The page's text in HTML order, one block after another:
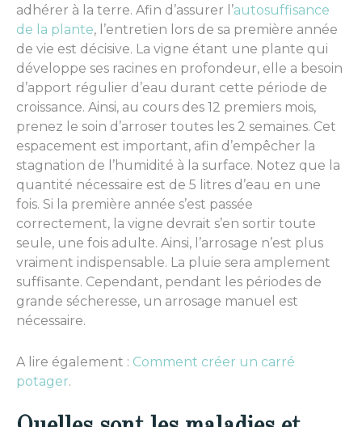
adhérer à la terre. Afin d’assurer l’autosuffisance
de la plante, l’entretien lors de sa première année
de vie est décisive. La vigne étant une plante qui
développe ses racines en profondeur, elle a besoin
d’apport régulier d’eau durant cette période de
croissance. Ainsi, au cours des 12 premiers mois,
prenez le soin d’arroser toutes les 2 semaines. Cet
espacement est important, afin d’empêcher la
stagnation de l’humidité à la surface. Notez que la
quantité nécessaire est de 5 litres d’eau en une
fois. Si la première année s’est passée
correctement, la vigne devrait s’en sortir toute
seule, une fois adulte. Ainsi, l’arrosage n’est plus
vraiment indispensable. La pluie sera amplement
suffisante. Cependant, pendant les périodes de
grande sécheresse, un arrosage manuel est
nécessaire.
A lire également : Comment créer un carré
potager.